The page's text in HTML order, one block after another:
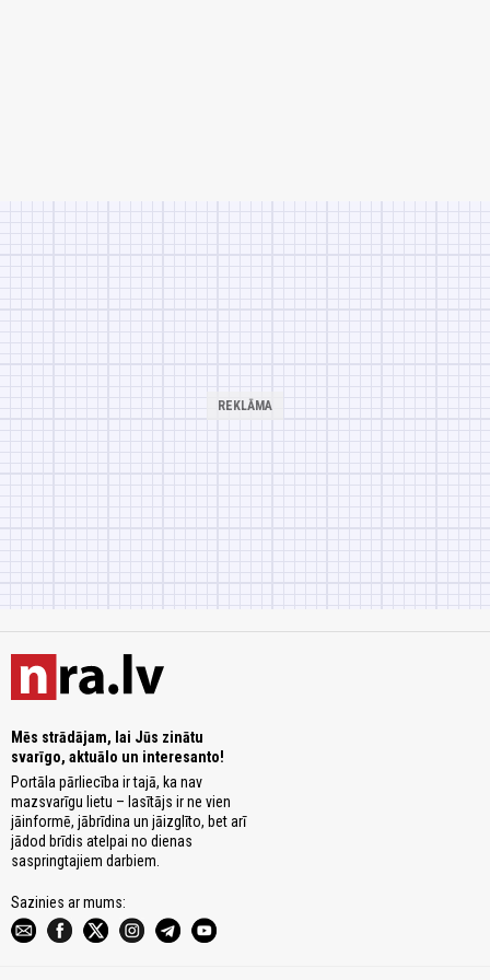
Mēs strādājam, lai Jūs zinātu
svarīgo, aktuālo un interesanto!
Portāla pārliecība ir tajā, ka nav
mazsvarīgu lietu – lasītājs ir ne vien
jāinformē, jābrīdina un jāizglīto, bet arī
jādod brīdis atelpai no dienas
saspringtajiem darbiem.
Sazinies ar mums: